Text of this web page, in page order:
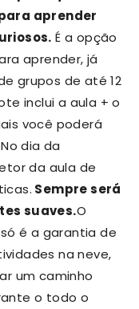
aprender
É a opção
aprender, já
grupos de até 12
inclui a aula + o
você poderá
dia da
da aula de
Sempre será
suaves.O
é a garantia de
na neve,
um caminho
o todo o